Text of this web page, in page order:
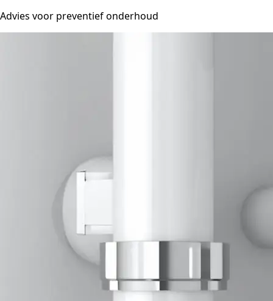
Advies voor preventief onderhoud